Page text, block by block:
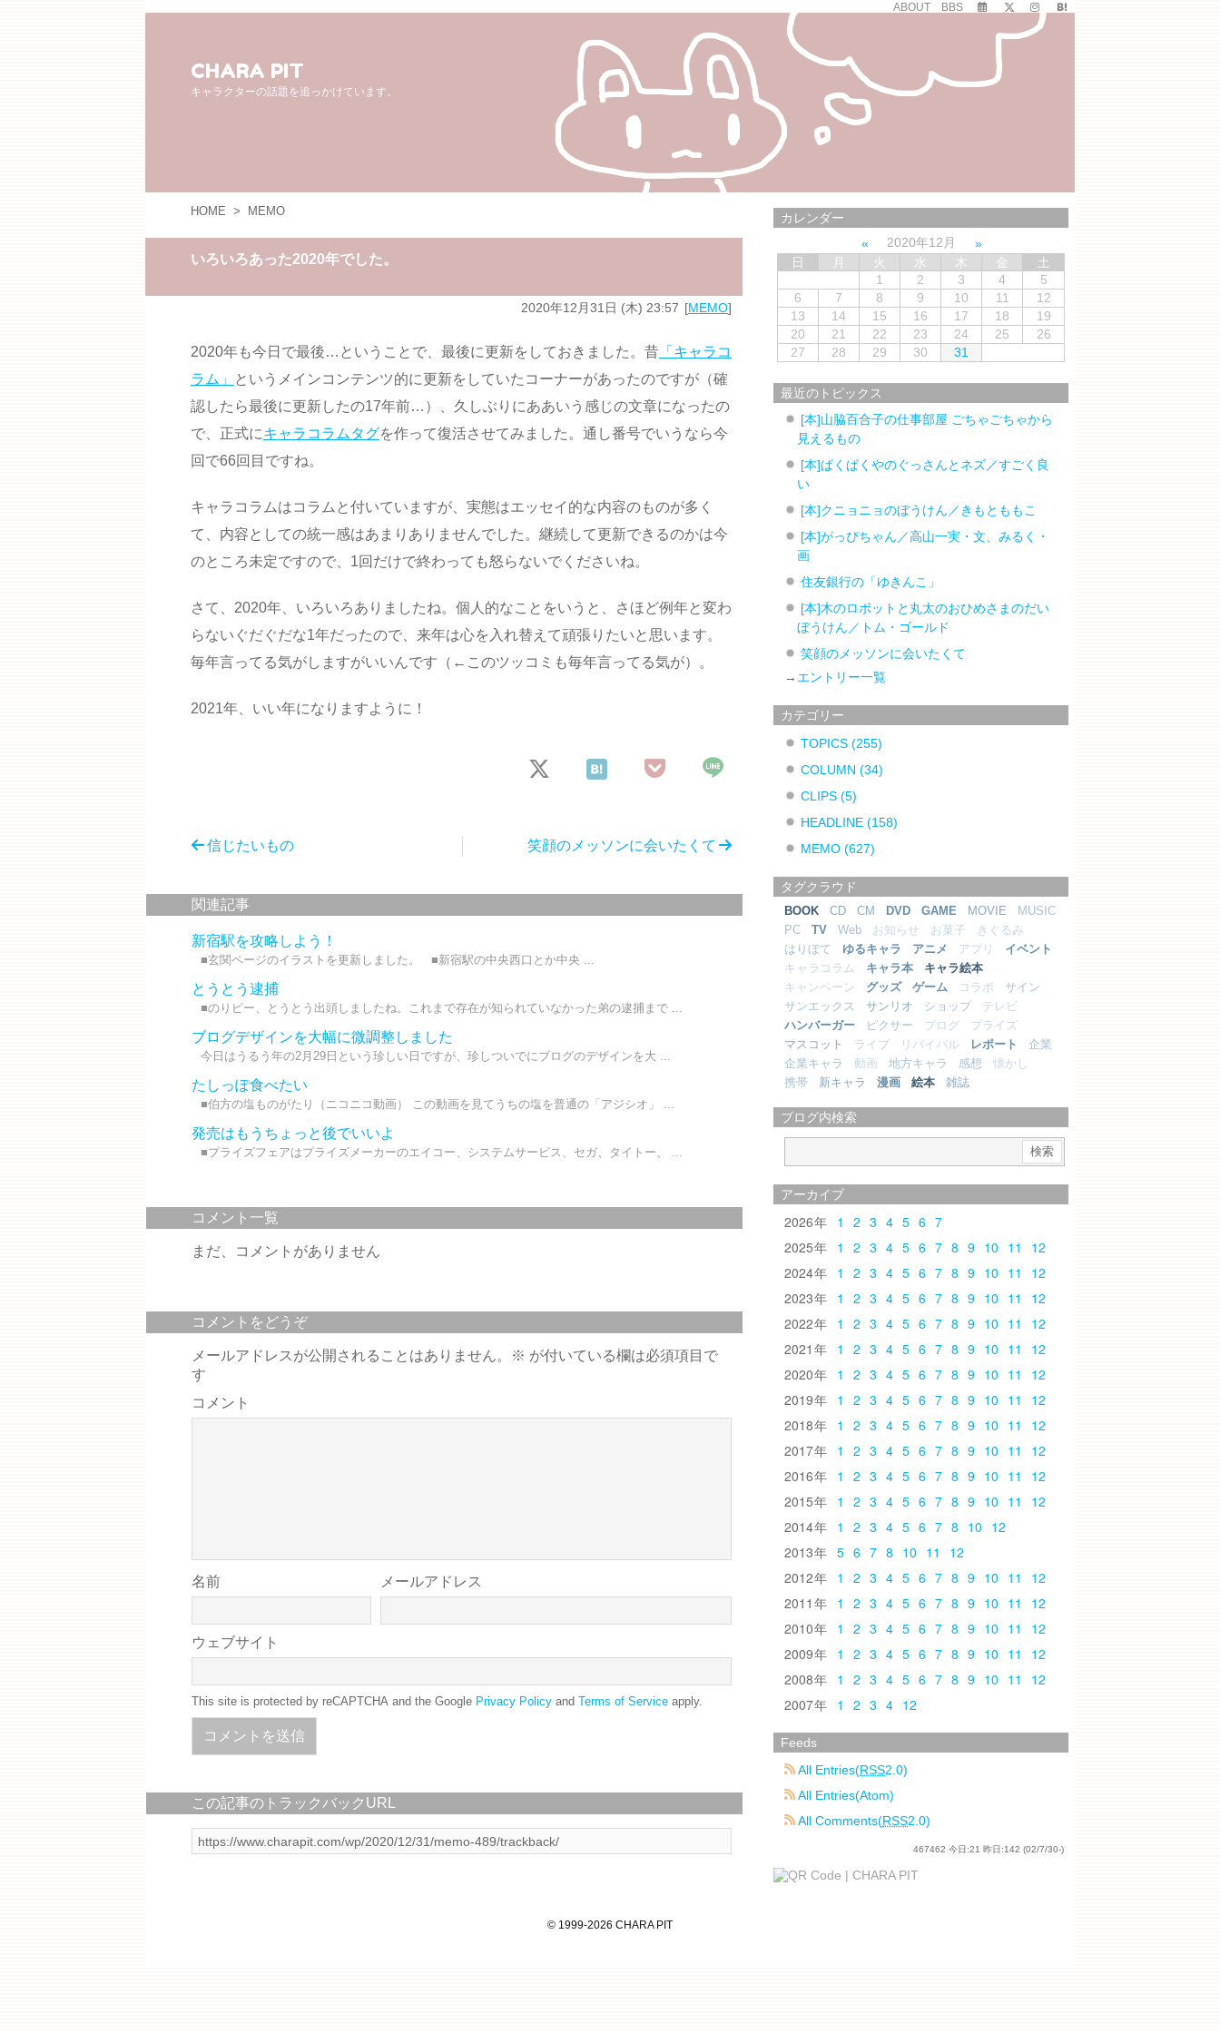
ABOUT BBS
CHARA PIT
キャラクターの話題を追っかけています。
HOME > MEMO
いろいろあった2020年でした。
2020年12月31日 (木) 23:57 MEMO
2020年も今日で最後…ということで、最後に更新をしておきました。昔 「キャラコ
ラム」
というメインコンテンツ的に更新をしていたコーナーがあったのですが（確
認したら最後に更新したの17年前…）、久しぶりにああいう感じの文章になったの
で、正式にキャラコラムタグを作って復活させてみました。通し番号でいうなら今
回で66回目ですね。
キャラコラムはコラムと付いていますが、実態はエッセイ的な内容のものが多く
て、内容としての統一感はあまりありませんでした。継続して更新できるのかは今
のところ未定ですので、1回だけで終わっても怒らないでくださいね。
さて、2020年、いろいろありましたね。個人的なことをいうと、さほど例年と変わ
らないぐだぐだな1年だったので、来年は心を入れ替えて頑張りたいと思います。
毎年言ってる気がしますがいいんです（←このツッコミも毎年言ってる気が）。
2021年、いい年になりますように！
笑顔のメッソンに会いたくて
信じたいもの
関連記事
新宿駅を攻略しよう！
■玄関ページのイラストを更新しました。 ■新宿駅の中央西口とか中央 ...
とうとう逮捕
■のりピー、とうとう出頭しましたね。これまで存在が知られていなかった弟の逮捕まで ...
ブログデザインを大幅に微調整しました
今日はうるう年の2月29日という珍しい日ですが、珍しついでにブログのデザインを大 ...
たしっぽ食べたい
■伯方の塩ものがたり（ニコニコ動画） この動画を見てうちの塩を普通の「アジシオ」 ...
発売はもうちょっと後でいいよ
■プライズフェアはプライズメーカーのエイコー、システムサービス、セガ、タイトー、 ...
コメント一覧
まだ、コメントがありません
コメントをどうぞ
メールアドレスが公開されることはありません。 ※ が付いている欄は必須項目で
す
コメント
名前 メールアドレス
ウェブサイト
This site is protected by reCAPTCHA and the Google Privacy Policy and Terms of Service apply.
この記事のトラックバックURL
カレンダー
2020年12月
日
月 火 水 木 金
土
1
2 3 4
5
6
7 8 9 10 11
12
13
14 15 16 17 18
19
20
21 22 23 24 25
26
27
28 29 30 31
最近のトピックス
[本]山脇百合子の仕事部屋 ごちゃごちゃから
見えるもの
[本]ぱくぱくやのぐっさんとネズ／すごく良
い
[本]クニョニョのぼうけん／きもとももこ
[本]がっぴちゃん／高山一実・文、みるく・
画
住友銀行の「ゆきんこ」
[本]木のロボットと丸太のおひめさまのだい
ぼうけん／トム・ゴールド
笑顔のメッソンに会いたくて
→ エントリー一覧
カテゴリー
TOPICS(255)
COLUMN(34)
CLIPS(5)
HEADLINE(158)
MEMO(627)
タグクラウド
BOOK CD CM DVD GAME MOVIE
MUSIC
PC
TV Web お知らせ お菓子
きぐるみ
はりぼて
ゆるキャラ アニメ アプリ
イベント
キャラコラム
キャラ本
キャラ絵本
キャンペーン
グッズ ゲーム コラボ
サイン
サンエックス
サンリオ ショップ
テレビ
ハンバーガー
ピクサー ブログ
プライズ
マスコット
ライブ リバイバル レポート
企業
企業キャラ
動画 地方キャラ 感想
懐かし
携帯
新キャラ 漫画 絵本 雑誌
ブログ内検索
アーカイブ
2026 1 2 3 4 5 6 7
2025
1 2 3 4 5 6 7 8 9 10 11
12
2024
1 2 3 4 5 6 7 8 9 10 11
12
2023
1 2 3 4 5 6 7 8 9 10 11
12
2022
1 2 3 4 5 6 7 8 9 10 11
12
2021
1 2 3 4 5 6 7 8 9 10 11
12
2020
1 2 3 4 5 6 7 8 9 10 11
12
2019
1 2 3 4 5 6 7 8 9 10 11
12
2018
1 2 3 4 5 6 7 8 9 10 11
12
2017
1 2 3 4 5 6 7 8 9 10 11
12
2016
1 2 3 4 5 6 7 8 9 10 11
12
2015
1 2 3 4 5 6 7 8 9 10 11
12
2014
1 2 3 4 5 6 7 8 10 12
2013
5 6 7 8 10 11
12
2012
1 2 3 4 5 6 7 8 9 10 11
12
2011
1 2 3 4 5 6 7 8 9 10 11
12
2010
1 2 3 4 5 6 7 8 9 10 11
12
2009
1 2 3 4 5 6 7 8 9 10 11
12
2008
1 2 3 4 5 6 7 8 9 10 11
12
2007
1 2 3 4 12
Feeds
All Entries(RSS2.0)
All Entries(Atom)
All Comments(RSS2.0)
467462 今日:21 昨日:142 (02/7/30-)
© 1999-2026 CHARA PIT